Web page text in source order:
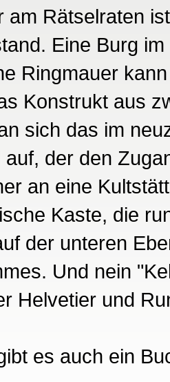
am Rätselraten
Eine Burg
Ringmauer
Konstrukt aus
sich das im
auf, der den
an eine
Kaste, die
der unteren
Und nein
Helvetier und
es auch ein